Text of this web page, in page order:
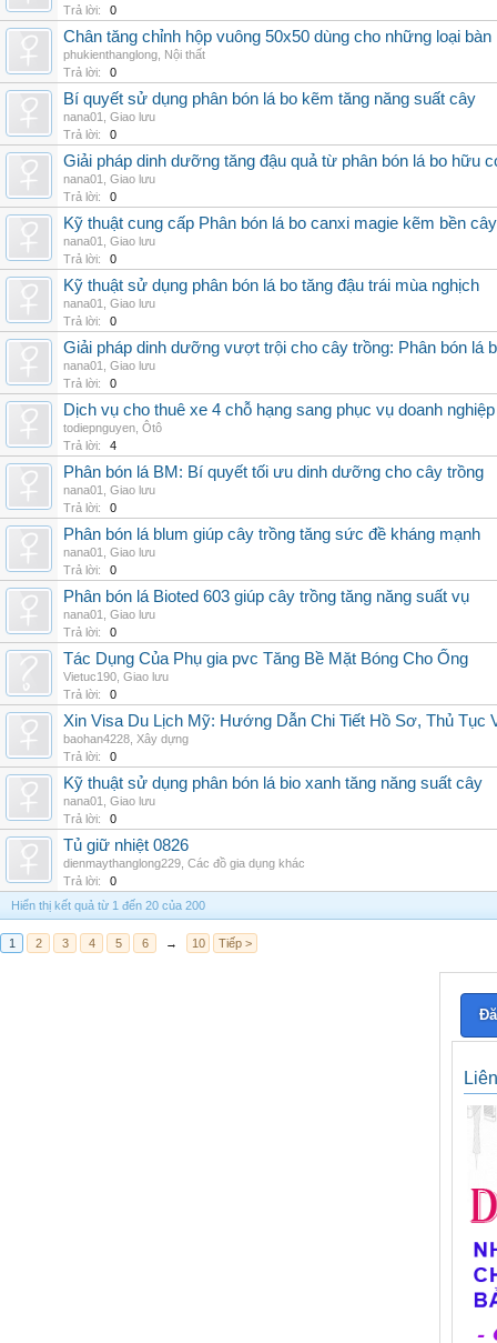
Trả lời:
0
Chân tăng chỉnh hộp vuông 50x50 dùng cho những loại bàn
phukienthanglong Nội thất
Trả lời:
0
Bí quyết sử dụng phân bón lá bo kẽm tăng năng suất cây
nana01
Giao lưu
Trả lời:
0
Giải pháp dinh dưỡng tăng đậu quả từ phân bón lá bo hữu
nana01
Giao lưu
Trả lời:
0
Kỹ thuật cung cấp Phân bón lá bo canxi magie kẽm bền cây
nana01
Giao lưu
Trả lời:
0
Kỹ thuật sử dụng phân bón lá bo tăng đậu trái mùa nghịch
nana01
Giao lưu
Trả lời:
0
Giải pháp dinh dưỡng vượt trội cho cây trồng: Phân bón lá
nana01
Giao lưu
Trả lời:
0
Dịch vụ cho thuê xe 4 chỗ hạng sang phục vụ doanh
todiepnguyen Ôtô
Trả lời:
4
Phân bón lá BM: Bí quyết tối ưu dinh dưỡng cho cây trồng
nana01
Giao lưu
Trả lời:
0
Phân bón lá blum giúp cây trồng tăng sức đề kháng mạnh
nana01
Giao lưu
Trả lời:
0
Phân bón lá Bioted 603 giúp cây trồng tăng năng suất vụ
nana01
Giao lưu
Trả lời:
0
Tác Dụng Của Phụ gia pvc Tăng Bề Mặt Bóng Cho Ống
Vietuc190 Giao lưu
Trả lời:
0
Xin Visa Du Lịch Mỹ: Hướng Dẫn Chi Tiết Hồ Sơ, Thủ Tục
baohan4228 Xây dựng
Trả lời:
0
Kỹ thuật sử dụng phân bón lá bio xanh tăng năng suất cây
nana01
Giao lưu
Trả lời:
0
Tủ giữ nhiệt 0826
dienmaythanglong229 Các đồ gia dụng khác
Trả lời:
0
Hiển thị kết quả từ 1 đến 20 của 200
1 2 3 4 5 6 → 10 Tiếp >